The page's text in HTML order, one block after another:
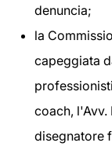
denuncia;
la
capeggiata
coach, l'Avv.
disegnatore